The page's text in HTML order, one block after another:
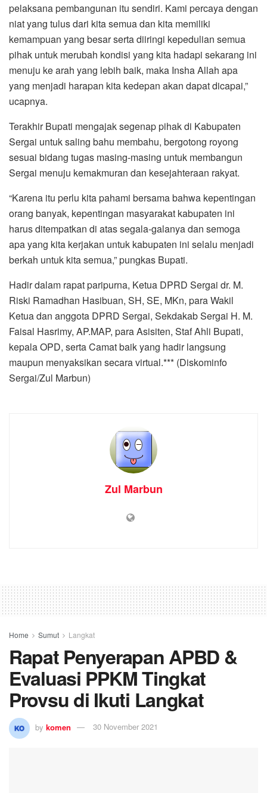
pelaksana pembangunan itu sendiri. Kami percaya dengan
niat yang tulus dari kita semua dan kita memiliki
kemampuan yang besar serta diiringi kepedulian semua
pihak untuk merubah kondisi yang kita hadapi sekarang ini
menuju ke arah yang lebih baik, maka Insha Allah apa
yang menjadi harapan kita kedepan akan dapat dicapai,”
ucapnya.
Terakhir Bupati mengajak segenap pihak di Kabupaten
Sergai untuk saling bahu membahu, bergotong royong
sesuai bidang tugas masing-masing untuk membangun
Sergai menuju kemakmuran dan kesejahteraan rakyat.
“Karena itu perlu kita pahami bersama bahwa kepentingan
orang banyak, kepentingan masyarakat kabupaten ini
harus ditempatkan di atas segala-galanya dan semoga
apa yang kita kerjakan untuk kabupaten ini selalu menjadi
berkah untuk kita semua,” pungkas Bupati.
Hadir dalam rapat paripurna, Ketua DPRD Sergai dr. M.
Riski Ramadhan Hasibuan, SH, SE, MKn, para Wakil
Ketua dan anggota DPRD Sergai, Sekdakab Sergai H. M.
Faisal Hasrimy, AP.MAP, para Asisiten, Staf Ahli Bupati,
kepala OPD, serta Camat baik yang hadir langsung
maupun menyaksikan secara virtual.*** (Diskominfo
Sergai/Zul Marbun)
Zul Marbun
Home Sumut Langkat
Rapat Penyerapan APBD &
Evaluasi PPKM Tingkat
Provsu di Ikuti Langkat
by komen 30 November 2021